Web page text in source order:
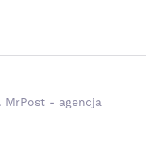
MrPost - agencja